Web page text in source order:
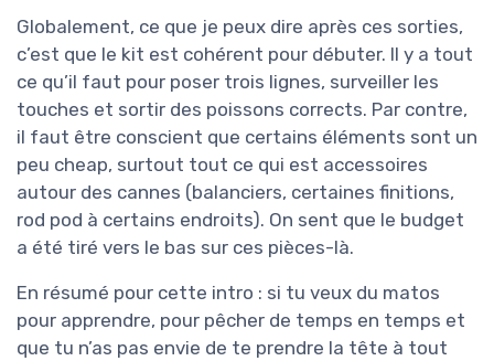
Globalement, ce que je peux dire après ces sorties,
c’est que le kit est cohérent pour débuter. Il y a tout
ce qu’il faut pour poser trois lignes, surveiller les
touches et sortir des poissons corrects. Par contre,
il faut être conscient que certains éléments sont un
peu cheap, surtout tout ce qui est accessoires
autour des cannes (balanciers, certaines finitions,
rod pod à certains endroits). On sent que le budget
a été tiré vers le bas sur ces pièces-là.
En résumé pour cette intro : si tu veux du matos
pour apprendre, pour pêcher de temps en temps et
que tu n’as pas envie de te prendre la tête à tout